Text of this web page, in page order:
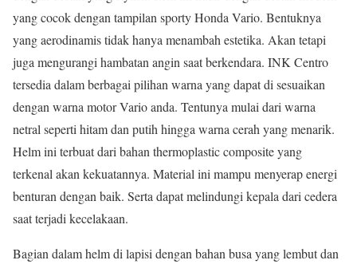
yang cocok dengan tampilan sporty Honda Vario. Bentuknya
yang aerodinamis tidak hanya menambah estetika. Akan tetapi
juga mengurangi hambatan angin saat berkendara. INK Centro
tersedia dalam berbagai pilihan warna yang dapat di sesuaikan
dengan warna motor Vario anda. Tentunya mulai dari warna
netral seperti hitam dan putih hingga warna cerah yang menarik.
Helm ini terbuat dari bahan thermoplastic composite yang
terkenal akan kekuatannya. Material ini mampu menyerap energi
benturan dengan baik. Serta dapat melindungi kepala dari cedera
saat terjadi kecelakaan.
Bagian dalam helm di lapisi dengan bahan busa yang lembut dan